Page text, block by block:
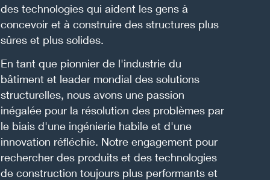
des technologies qui aident les gens à
concevoir et à construire des structures plus
sûres et plus solides.
En tant que pionnier de l'industrie du
bâtiment et leader mondial des solutions
structurelles, nous avons une passion
inégalée pour la résolution des problèmes par
le biais d'une ingénierie habile et d'une
innovation réfléchie. Notre engagement pour
rechercher des produits et des technologies
de construction toujours plus performants et